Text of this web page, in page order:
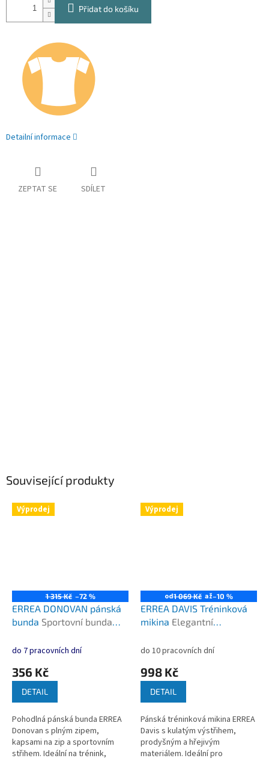
Přidat do košíku
Detailní informace
ZEPTAT SE SDÍLET
Související produkty
Výprodej
1 315 Kč –72 %
ERREA DONOVAN pánská
bunda Sportovní bunda
do 7 pracovních dní
356 Kč
DETAIL
Pohodlná pánská bunda ERREA
Donovan s plným zipem,
kapsami na zip a sportovním
střihem. Ideální na trénink,
Výprodej
od1 069 Kč až–10 %
ERREA DAVIS Tréninková
mikina Elegantní
vysokým komfortem a
do 10 pracovních dní
998 Kč
DETAIL
Pánská tréninková mikina ERREA
Davis s kulatým výstřihem,
prodyšným a hřejivým
materiálem. Ideální pro